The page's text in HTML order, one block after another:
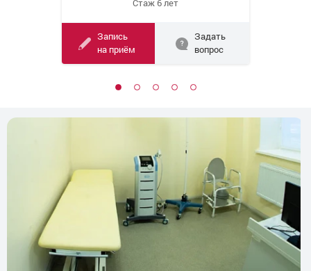
Стаж 6 лет
Запись
на приём
Задать
вопрос